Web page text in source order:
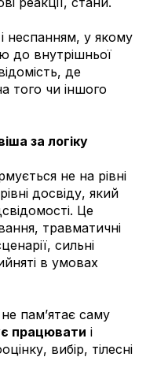
неспанням, у якому
до внутрішньої
де
того чи іншого
за логіку
не на рівні
досвіду, який
Це
травматичні
сильні
в умовах
пам’ятає саму
працювати і
вибір, тілесні